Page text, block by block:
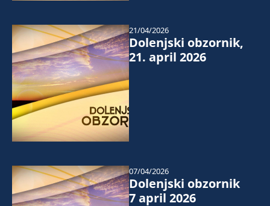
Dolenjski obzornik,
21. april 2026
21/04/2026
Dolenjski obzornik
7 april 2026
07/04/2026